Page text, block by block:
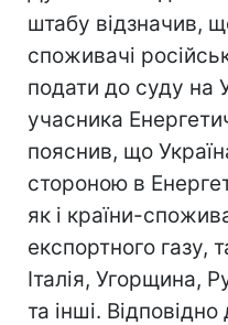
штабу відзначив,
споживачі
подати до суду на
учасника
пояснив, що
стороною в
як і країни-
експортного газу,
Італія, Угорщина,
та інші. Відповідно